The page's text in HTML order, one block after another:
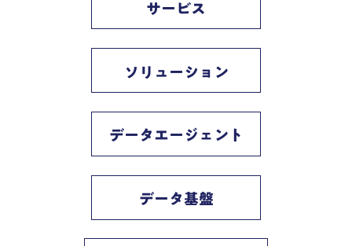
サービス
ソリューション
データエージェント
データ基盤